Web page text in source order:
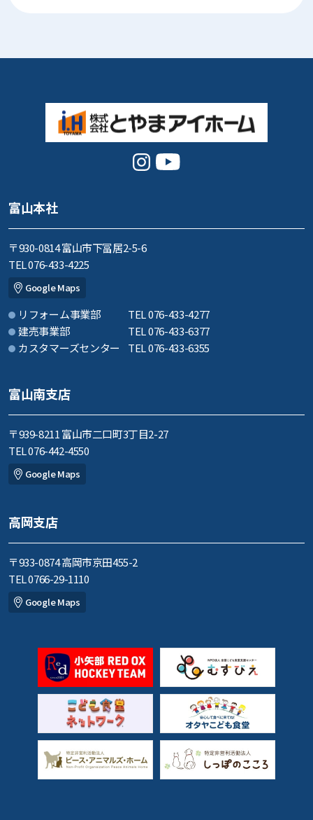
富山本社
〒930-0814 富山市下冨居2-5-6
TEL 076-433-4225
Google Maps
リフォーム事業部
TEL 076-433-4277
建売事業部
TEL 076-433-6377
カスタマーズセンター
TEL 076-433-6355
富山南支店
〒939-8211 富山市二口町3丁目2-27
TEL 076-442-4550
Google Maps
高岡支店
〒933-0874 高岡市京田455-2
TEL 0766-29-1110
Google Maps